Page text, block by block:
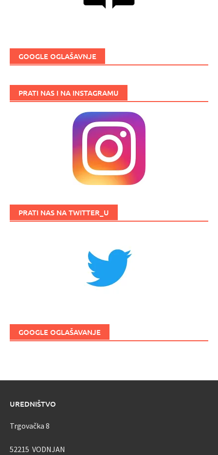
GOOGLE OGLAŠAVNJE
PRATI NAS I NA INSTAGRAMU
PRATI NAS NA TWITTER_U
GOOGLE OGLAŠAVANJE
UREDNIŠTVO
Trgovačka 8
52215 VODNJAN